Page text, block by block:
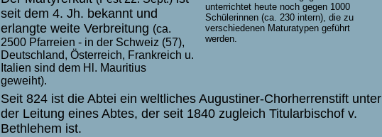
seit dem 4. Jh. bekannt und
erlangte weite Verbreitung (ca.
2500 Pfarreien - in der Schweiz (57),
Deutschland, Österreich, Frankreich u.
Italien sind dem Hl. Mauritius
geweiht).
unterrichtet heute noch gegen 1000
Schülerinnen (ca. 230 intern), die zu
verschiedenen Maturatypen geführt
werden.
Seit 824 ist die Abtei ein weltliches Augustiner-Chorherrenstift unter
der Leitung eines Abtes, der seit 1840 zugleich Titularbischof v.
Bethlehem ist.